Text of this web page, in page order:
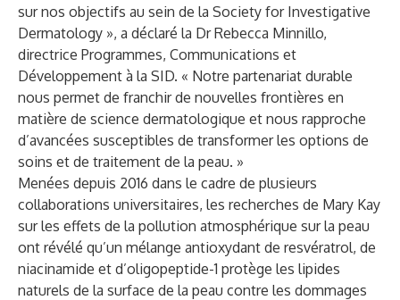
sur nos objectifs au sein de la Society for Investigative
Dermatology », a déclaré la Dr Rebecca Minnillo,
directrice Programmes, Communications et
Développement à la SID. « Notre partenariat durable
nous permet de franchir de nouvelles frontières en
matière de science dermatologique et nous rapproche
d’avancées susceptibles de transformer les options de
soins et de traitement de la peau. »
Menées depuis 2016 dans le cadre de plusieurs
collaborations universitaires, les recherches de Mary Kay
sur les effets de la pollution atmosphérique sur la peau
ont révélé qu’un mélange antioxydant de resvératrol, de
niacinamide et d’oligopeptide-1 protège les lipides
naturels de la surface de la peau contre les dommages